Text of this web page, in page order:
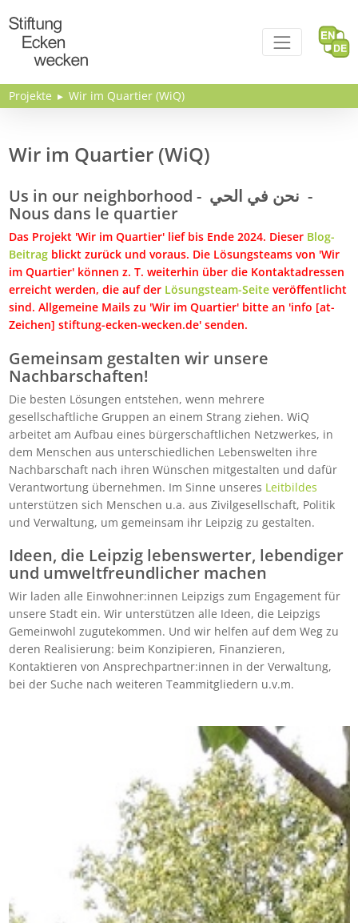
Projekte Wir im Quartier (WiQ)
Wir im Quartier (WiQ)
Us in our neighborhood - نحن في الحي -
Nous dans le quartier
Das Projekt 'Wir im Quartier' lief bis Ende 2024. Dieser Blog-
Beitragblickt zurück und voraus. Die Lösungsteams von 'Wir
im Quartier' können z. T. weiterhin über die Kontaktadressen
erreicht werden, die auf der Lösungsteam-Seiteveröffentlicht
sind. Allgemeine Mails zu 'Wir im Quartier' bitte an 'info [at-
Zeichen] stiftung-ecken-wecken.de' senden.
Gemeinsam gestalten wir unsere
Nachbarschaften!
Die besten Lösungen entstehen, wenn mehrere
gesellschaftliche Gruppen an einem Strang ziehen. WiQ
arbeitet am Aufbau eines bürgerschaftlichen Netzwerkes, in
dem Menschen aus unterschiedlichen Lebenswelten ihre
Nachbarschaft nach ihren Wünschen mitgestalten und dafür
Verantwortung übernehmen. Im Sinne unseres Leitbildes
unterstützen sich Menschen u.a. aus Zivilgesellschaft, Politik
und Verwaltung, um gemeinsam ihr Leipzig zu gestalten.
Ideen, die Leipzig lebenswerter, lebendiger
und umweltfreundlicher machen
Wir laden alle Einwohner:innen Leipzigs zum Engagement für
unsere Stadt ein. Wir unterstützen alle Ideen, die Leipzigs
Gemeinwohl zugutekommen. Und wir helfen auf dem Weg zu
deren Realisierung: beim Konzipieren, Finanzieren,
Kontaktieren von Ansprechpartner:innen in der Verwaltung,
bei der Suche nach weiteren Teammitgliedern u.v.m.